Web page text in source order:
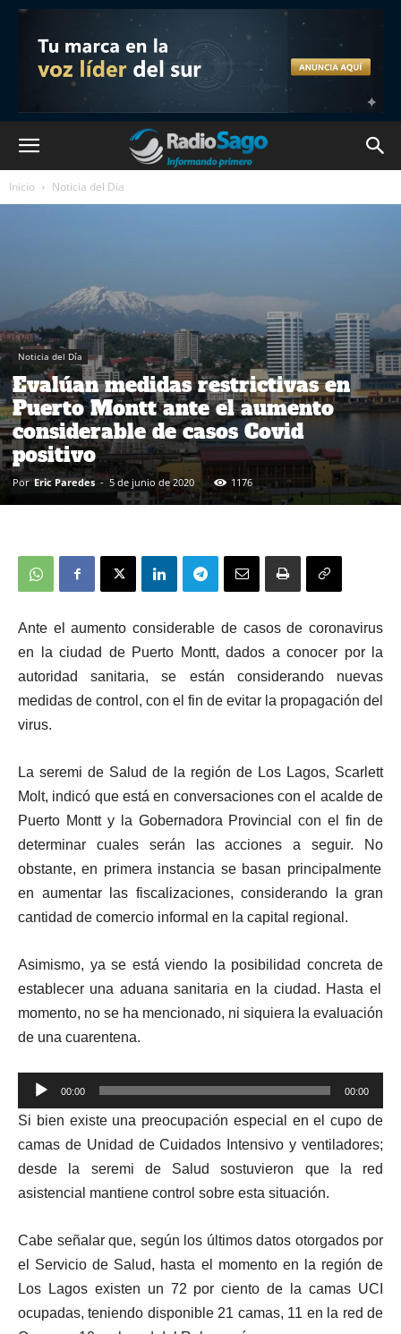
Inicio Noticia del Día
Noticia del Día
Evalúan medidas restrictivas en
Puerto Montt ante el aumento
considerable de casos Covid
positivo
Por Eric Paredes - 5 de junio de 2020 1176
Ante el aumento considerable de casos de coronavirus
en la ciudad de Puerto Montt, dados a conocer por la
autoridad sanitaria, se están considerando nuevas
medidas de control, con el fin de evitar la propagación del
virus.
La seremi de Salud de la región de Los Lagos, Scarlett
Molt, indicó que está en conversaciones con el acalde de
Puerto Montt y la Gobernadora Provincial con el fin de
determinar cuales serán las acciones a seguir.
No
obstante, en primera instancia se basan principalmente
en aumentar las fiscalizaciones, considerando la gran
cantidad de comercio informal en la capital regional.
Asimismo, ya se está viendo la posibilidad concreta de
establecer una aduana sanitaria en
la ciudad. Hasta el
momento, no se ha mencionado, ni siquiera la evaluación
de una cuarentena.
Reproductor
de
audio
00:00 00:00
Si bien existe una preocupación especial en el cupo de
camas de Unidad de Cuidados Intensivo y ventiladores;
desde la seremi de Salud sostuvieron que la red
asistencial mantiene control sobre esta situación.
Cabe señalar que, según los últimos datos otorgados por
el Servicio de Salud, hasta el momento en la región de
Los Lagos existen un 72 por ciento de la camas UCI
ocupadas, teniendo disponible 21 camas, 11 en la red de